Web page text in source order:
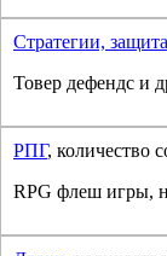
Стратегии,
Товер дефендс и
РПГ, количество
RPG флеш игры,